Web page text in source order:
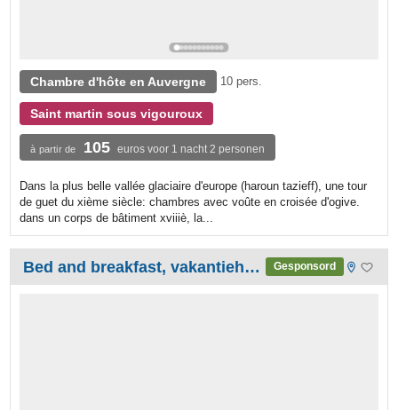
Chambre d'hôte en Auvergne 10 pers.
Saint martin sous vigouroux
à partir de 105 euros voor 1 nacht 2 personen
Dans la plus belle vallée glaciaire d'europe (haroun tazieff), une tour
de guet du xième siècle: chambres avec voûte en croisée d'ogive.
dans un corps de bâtiment xviiiè, la...
Bed and breakfast, vakantiehuis Gite Plein Sud Gesponsord